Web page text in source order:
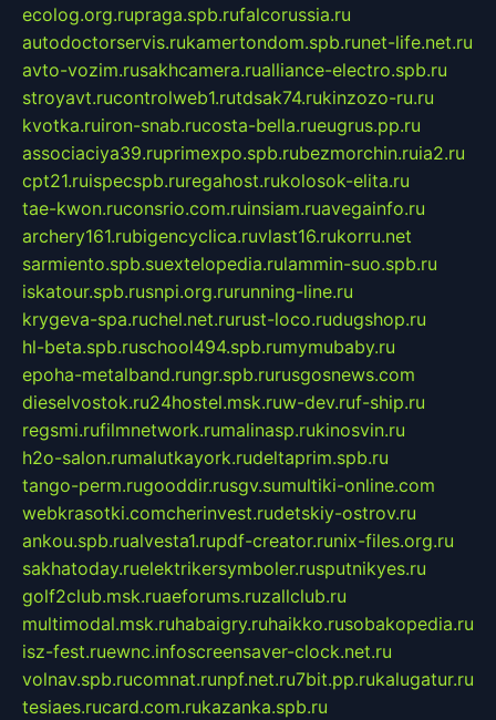
ecolog.org.rupraga.spb.rufalcorussia.ru
autodoctorservis.rukamertondom.spb.runet-life.net.ru
avto-vozim.rusakhcamera.rualliance-electro.spb.ru
stroyavt.rucontrolweb1.rutdsak74.rukinzozo-ru.ru
kvotka.ruiron-snab.rucosta-bella.rueugrus.pp.ru
associaciya39.ruprimexpo.spb.rubezmorchin.ruia2.ru
cpt21.ruispecspb.ruregahost.rukolosok-elita.ru
tae-kwon.ruconsrio.com.ruinsiam.ruavegainfo.ru
archery161.rubigencyclica.ruvlast16.rukorru.net
sarmiento.spb.suextelopedia.rulammin-suo.spb.ru
iskatour.spb.rusnpi.org.rurunning-line.ru
krygeva-spa.ruchel.net.rurust-loco.rudugshop.ru
hl-beta.spb.ruschool494.spb.rumymubaby.ru
epoha-metalband.rungr.spb.rurusgosnews.com
dieselvostok.ru24hostel.msk.ruw-dev.ruf-ship.ru
regsmi.rufilmnetwork.rumalinasp.rukinosvin.ru
h2o-salon.rumalutkayork.rudeltaprim.spb.ru
tango-perm.rugooddir.rusgv.sumultiki-online.com
webkrasotki.comcherinvest.rudetskiy-ostrov.ru
ankou.spb.rualvesta1.rupdf-creator.runix-files.org.ru
sakhatoday.ruelektrikersymboler.rusputnikyes.ru
golf2club.msk.ruaeforums.ruzallclub.ru
multimodal.msk.ruhabaigry.ruhaikko.rusobakopedia.ru
isz-fest.ruewnc.infoscreensaver-clock.net.ru
volnav.spb.rucomnat.runpf.net.ru7bit.pp.rukalugatur.ru
tesiaes.rucard.com.rukazanka.spb.ru